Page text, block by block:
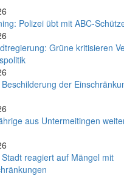
Poli­zei übt mit ABC-
Grüne kritisieren
der
aus Untermeitingen
reagiert auf Mängel mit